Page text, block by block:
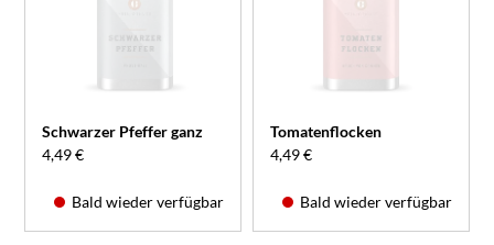
Schwarzer Pfeffer ganz
4,49 €
Bald wieder verfügbar
Tomatenflocken
4,49 €
Bald wieder verfügbar